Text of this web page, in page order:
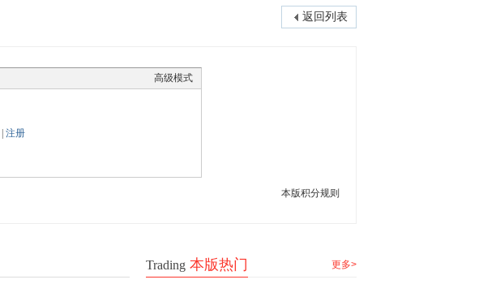
返回列表
高级模式
注册
本版积分规则
Trading 本版热门 更多>